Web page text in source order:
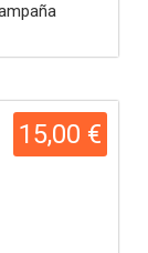
15,00 €